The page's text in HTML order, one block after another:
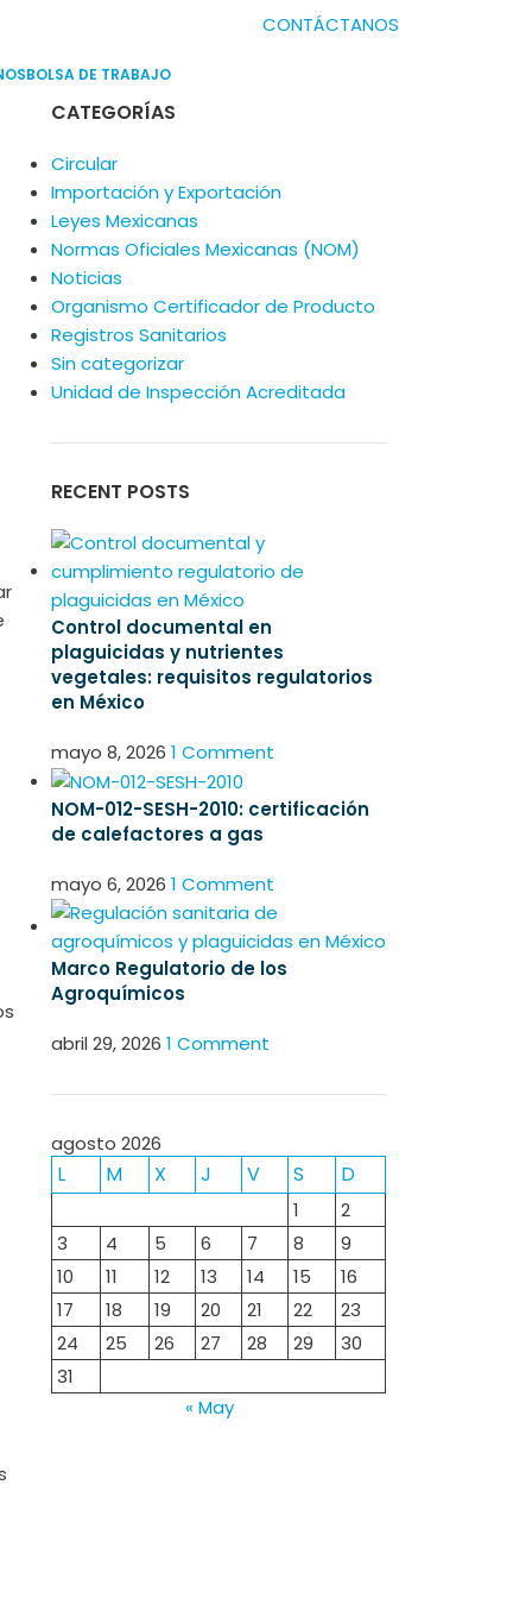
CONTÁCTANOS
BOLSA DE TRABAJO
CATEGORÍAS
Circular
Importación y Exportación
Leyes Mexicanas
Normas Oficiales Mexicanas (NOM)
Noticias
Organismo Certificador de Producto
Registros Sanitarios
Sin categorizar
Unidad de Inspección Acreditada
RECENT POSTS
Control documental en
plaguicidas y nutrientes
vegetales: requisitos regulatorios
en México
mayo 8, 2026 1 Comment
NOM-012-SESH-2010: certificación
de calefactores a gas
mayo 6, 2026 1 Comment
Marco Regulatorio de los
Agroquímicos
abril 29, 2026 1 Comment
agosto 2026
L M X J V S D
1
2
3
4 5 6 7 8
9
10
11 12 13 14 15
16
17
18 19 20 21 22
23
24
25 26 27 28 29
30
31
« May